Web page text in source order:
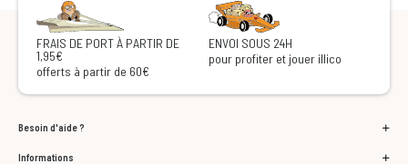
FRAIS DE PORT À PARTIR DE
1,95€
offerts à partir de 60€
ENVOI SOUS 24H
pour profiter et jouer illico
Besoin d'aide ?
Informations